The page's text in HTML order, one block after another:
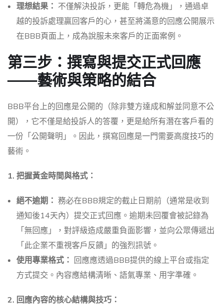
理想結果： 不僅解決投訴，更能「轉危為機」，通過卓
越的投訴處理贏回客戶的心，甚至將滿意的回應公開展示
在BBB頁面上，成為說服未來客戶的正面案例。
第三步：撰寫與提交正式回應
——藝術與策略的結合
BBB平台上的回應是公開的（除非雙方達成和解並同意不公
開），它不僅是給投訴人的答覆，更是給所有潛在客戶看的
一份「公開聲明」。因此，撰寫回應是一門需要高度技巧的
藝術。
1. 把握黃金時間與格式：
絕不逾期： 務必在BBB規定的截止日期前（通常是收到
通知後14天內）提交正式回應。逾期未回覆會被記錄為
「無回應」，對評級造成嚴重負面影響，並向公眾傳遞出
「此企業不重視客戶反饋」的強烈訊號。
使用專業格式： 回應應透過BBB提供的線上平台或指定
方式提交。內容應結構清晰、語氣專業、用字準確。
2. 回應內容的核心結構與技巧：